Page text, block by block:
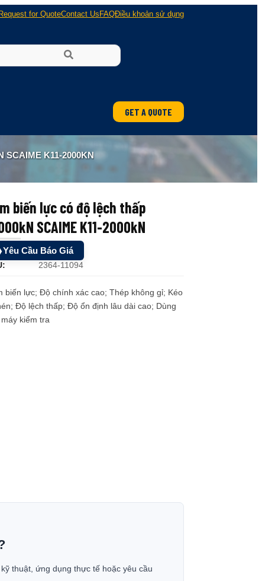
Request for QuoteContact Us FAQĐiều khoản sử dụng
GET A QUOTE
SCAIME K11-2000KN
biến lực có độ lệch thấp
SCAIME K11-2000kN
Yêu Cầu Báo Giá
2364-11094
biến lực; Độ chính xác cao; Thép không gỉ; Kéo
Độ lệch thấp; Độ ổn định lâu dài cao; Dùng
kiểm tra
thuật, ứng dụng thực tế hoặc yêu cầu